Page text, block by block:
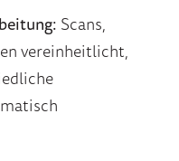
Scans,
vereinheitlicht,